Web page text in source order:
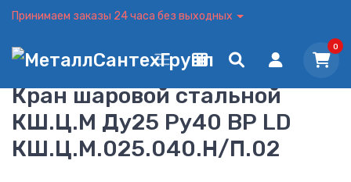
Принимаем заказы 24 часа без выходных
0
Кран шаровой стальной
КШ.Ц.М Ду25 Ру40 ВР LD
КШ.Ц.М.025.040.Н/П.02